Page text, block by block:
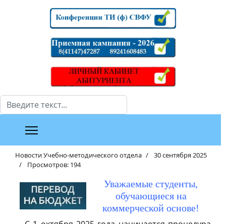
Поиск
Новости Учебно-методического отдела
30 сентября 2025
Просмотров: 194
Уважаемые студенты,
обучающиеся на
коммерческой основе!